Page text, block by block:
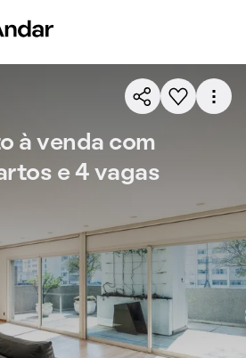
à venda com
e 4 vagas